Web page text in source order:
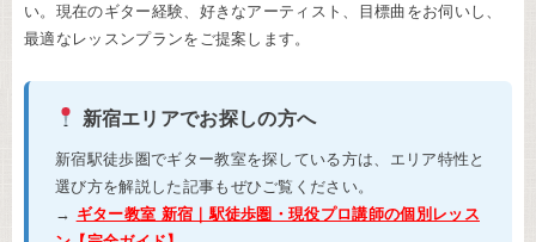
い。現在のギター経験、好きなアーティスト、目標曲をお伺いし、
最適なレッスンプランをご提案します。
新宿エリアでお探しの方へ
新宿駅徒歩圏でギター教室を探している方は、エリア特性と
選び方を解説した記事もぜひご覧ください。
→ ギター教室 新宿｜駅徒歩圏・現役プロ講師の個別レッス